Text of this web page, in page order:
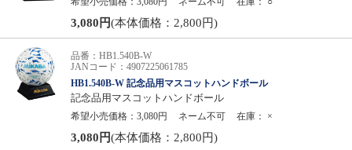
3,080円(本体価格：2,800円)
品番：HB1.540B-W
JANコード：4907225061785
HB1.540B-W 記念品用マスコットハンドボール
記念品用マスコットハンドボール
希望小売価格：3,080円
ネーム不可 在庫： ×
3,080円(本体価格：2,800円)